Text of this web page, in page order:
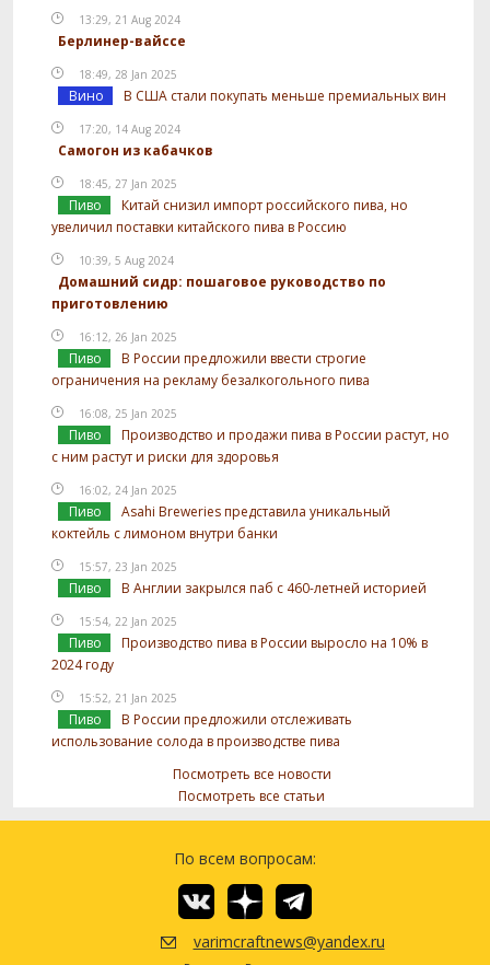
13:29, 21 Aug 2024
Берлинер-вайссе
18:49, 28 Jan 2025
Вино В США стали покупать меньше премиальных вин
17:20, 14 Aug 2024
Самогон из кабачков
18:45, 27 Jan 2025
Пиво
Китай снизил импорт российского пива, но
увеличил поставки китайского пива в Россию
10:39, 5 Aug 2024
Домашний сидр: пошаговое руководство по
приготовлению
16:12, 26 Jan 2025
Пиво
В России предложили ввести строгие
ограничения на рекламу безалкогольного пива
16:08, 25 Jan 2025
Пиво
Производство и продажи пива в России растут, но
с ним растут и риски для здоровья
16:02, 24 Jan 2025
Пиво
Asahi Breweries представила уникальный
коктейль с лимоном внутри банки
15:57, 23 Jan 2025
Пиво В Англии закрылся паб с 460-летней историей
15:54, 22 Jan 2025
Пиво
Производство пива в России выросло на 10% в
2024 году
15:52, 21 Jan 2025
Пиво
В России предложили отслеживать
использование солода в производстве пива
Посмотреть все новости
Посмотреть все статьи
По всем вопросам:
varimcraftnews@yandex.ru